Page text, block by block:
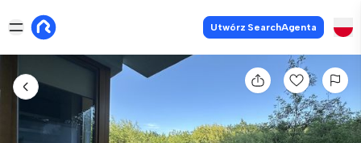
Utwórz SearchAgenta